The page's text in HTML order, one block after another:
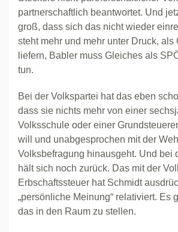
partnerschaftlich beantwortet. Und
groß, dass sich das nicht wieder
steht mehr und mehr unter Druck, als
liefern, Babler muss Gleiches als
tun.
Bei der Volkspartei hat das eben
dass sie nichts mehr von einer
Volksschule oder einer
will und unabgesprochen mit der
Volksbefragung hinausgeht. Und bei
hält sich noch zurück. Das mit der
Erbschaftssteuer hat Schmidt
„persönliche Meinung“ relativiert. Es
das in den Raum zu stellen.